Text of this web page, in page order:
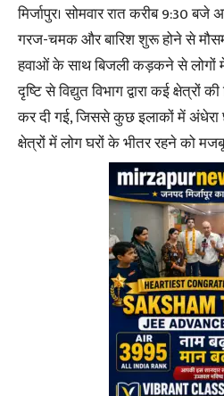
मिर्जापुर। सोमवार रात करीब 9:30
गरज-चमक और बारिश शुरू होने से
हवाओं के साथ बिजली कड़कने से लोगों में
दृष्टि से विद्युत विभाग द्वारा कई क्षेत्रों
कर दी गई, जिससे कुछ इलाकों में अंधेरा
क्षेत्रों में लोग घरों के भीतर रहने को